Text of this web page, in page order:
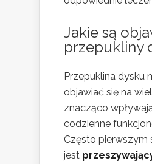
Jakie są
przepukliny
Przepuklina dysku
objawiać się na
znacząco
codzienne
Często pierwszym
jest